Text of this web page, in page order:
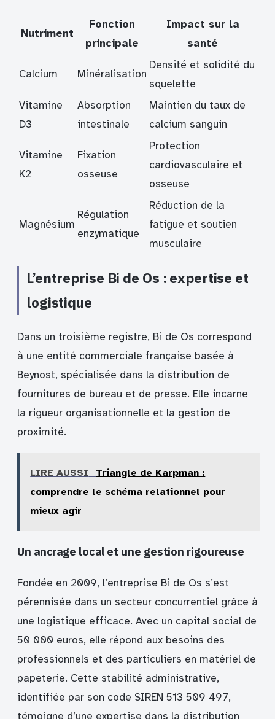
Nutriment
Fonction
principale
Impact sur la
santé
Calcium Minéralisation
Densité et solidité du
squelette
Vitamine
D3
Absorption
intestinale
Maintien du taux de
calcium sanguin
Vitamine
K2
Fixation
osseuse
Protection
cardiovasculaire et
osseuse
Magnésium
Régulation
enzymatique
Réduction de la
fatigue et soutien
musculaire
L’entreprise Bi de Os : expertise et
logistique
Dans un troisième registre, Bi de Os correspond
à une entité commerciale française basée à
Beynost, spécialisée dans la distribution de
fournitures de bureau et de presse. Elle incarne
la rigueur organisationnelle et la gestion de
proximité.
LIRE AUSSI
Triangle de Karpman :
comprendre le schéma relationnel pour
mieux agir
Un ancrage local et une gestion rigoureuse
Fondée en 2009, l’entreprise Bi de Os s’est
pérennisée dans un secteur concurrentiel grâce à
une logistique efficace. Avec un capital social de
50 000 euros, elle répond aux besoins des
professionnels et des particuliers en matériel de
papeterie. Cette stabilité administrative,
identifiée par son code SIREN 513 509 497,